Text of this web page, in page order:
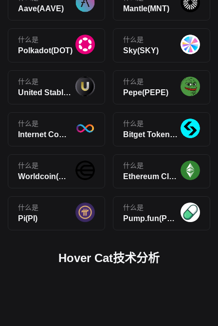
Aave(AAVE) Mantle(MNT)
什么是
Polkadot(DOT)
什么是
Sky(SKY)
什么是
United Stables(U)
什么是
Pepe(PEPE)
什么是
Internet Computer(ICP)
什么是
Bitget Token(BGB)
什么是
Worldcoin(WLD)
什么是
Ethereum Classic(ETC)
什么是
Pi(PI)
什么是
Pump.fun(PUMP)
Hover Cat技术分析